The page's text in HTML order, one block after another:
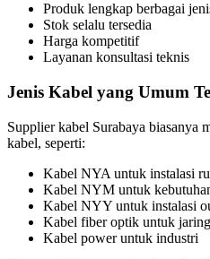
Produk lengkap berbagai
Stok selalu tersedia
Harga kompetitif
Layanan konsultasi teknis
Jenis Kabel yang Umum
Supplier kabel Surabaya biasanya
kabel, seperti:
Kabel NYA untuk instalasi
Kabel NYM untuk
Kabel NYY untuk instalasi
Kabel fiber optik untuk
Kabel power untuk industri